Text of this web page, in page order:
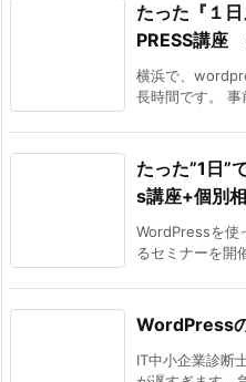
たった『１
PRESS講座
横浜で、
長時間です。 事
たった”1日”
s講座+個別
WordPressを使
るセミナーを開
WordPress
IT中小企業診断